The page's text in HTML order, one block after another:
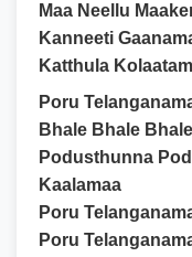
Maa Neellu
Kanneeti
Katthula
Poru
Bhale Bhale
Podusthunna
Kaalamaa
Poru
Poru